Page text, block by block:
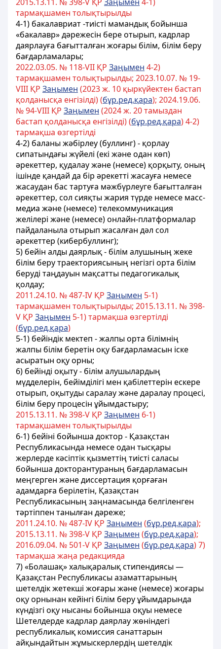
тармақшамен толықтырылды
4-1) бакалавриат -тиісті мамандық бойынша
«бакалавр» дәрежесін бере отырып, кадрлар
даярлауға бағытталған жоғары білім, білім беру
бағдарламалары;
2022.03.05. № 118-VII ҚР Заңымен 4-2)
тармақшамен толықтырылды; 2023.10.07. № 19-
VIІІ ҚР Заңымен (2023 ж. 10 қыркүйектен бастап
қолданысқа енгізілді) (бұр.ред.қара); 2024.19.06.
№ 94-VIII ҚР Заңымен (2024 ж. 20 тамыздан
бастап қолданысқа енгізілді) (бұр.ред.қара) 4-2)
тармақша өзгертілді
4-2) баланы жәбірлеу (буллинг) - қорлау
сипатындағы жүйелі (екі және одан көп)
әрекеттер, қудалау және (немесе) қорқыту, оның
ішінде қандай да бір әрекетті жасауға немесе
жасаудан бас тартуға мәжбүрлеуге бағытталған
әрекеттер, сол сияқты жария түрде немесе масс-
медиа және (немесе) телекоммуникация
желілері және (немесе) онлайн-платформалар
пайдаланыла отырып жасалған дәл сол
әрекеттер (кибербуллинг);
5) бейін алды даярлық - білім алушының жеке
білім беру траекториясының негізгі орта білім
беруді таңдауын мақсатты педагогикалық
қолдау;
2011.24.10. № 487-ІV ҚР Заңымен 5-1)
тармақшамен толықтырылды; 2015.13.11. № 398-
V ҚР Заңымен 5-1) тармақша өзгертілді
(бұр.ред.қара)
5-1) бейіндік мектеп - жалпы орта білімнің
жалпы білім беретін оқу бағдарламасын іске
асыратын оқу орны;
6) бейінді оқыту - білім алушылардың
мүдделерін, бейімділігі мен қабілеттерін ескере
отырып, оқытуды саралау және даралау процесі,
білім беру процесін ұйымдастыру;
2015.13.11. № 398-V ҚР Заңымен 6-1)
тармақшамен толықтырылды
6-1) бейіні бойынша доктор - Қазақстан
Республикасында немесе одан тысқары
жерлерде кәсіптік қызметтің тиісті саласы
бойынша докторантураның бағдарламасын
меңгерген және диссертация қорғаған
адамдарға берілетін, Қазақстан
Республикасының заңнамасында белгіленген
тәртіппен танылған дәреже;
2011.24.10. № 487-ІV ҚР Заңымен (бұр.ред.қара);
2015.13.11. № 398-V ҚР Заңымен (бұр.ред.қара);
2016.09.04. № 501-V ҚР Заңымен (бұр.ред.қара) 7)
тармақша жаңа редакцияда
7) «Болашақ» халықаралық стипендиясы —
Қазақстан Республикасы азаматтарының
шетелдік жетекші жоғары және (немесе) жоғары
оқу орнынан кейінгі білім беру ұйымдарында
күндізгі оқу нысаны бойынша оқуы немесе
Шетелдерде кадрлар даярлау жөніндегі
республикалық комиссия санаттарын
айқындайтын жұмыскерлердің шетелдік